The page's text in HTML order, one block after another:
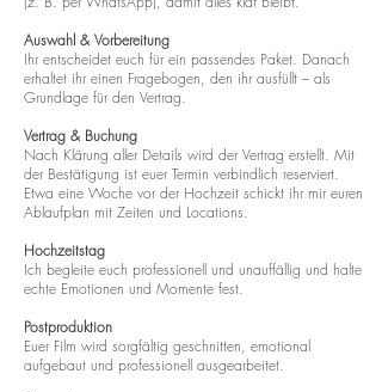
Auswahl & Vorbereitung
Ihr entscheidet euch für ein passendes Paket. Danach
erhaltet ihr einen Fragebogen, den ihr ausfüllt – als
Grundlage für den Vertrag.
Vertrag & Buchung
Nach Klärung aller Details wird der Vertrag erstellt. Mit
der Bestätigung ist euer Termin verbindlich reserviert.
Etwa eine Woche vor der Hochzeit schickt ihr mir euren
Ablaufplan mit Zeiten und Locations.
Hochzeitstag
Ich begleite euch professionell und unauffällig und halte
echte Emotionen und Momente fest.
Postproduktion
Euer Film wird sorgfältig geschnitten, emotional
aufgebaut und professionell ausgearbeitet.